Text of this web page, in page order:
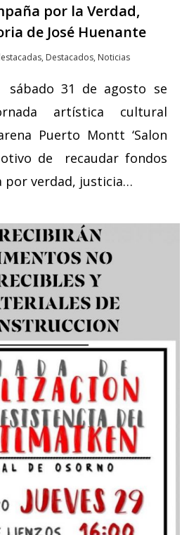
por la Verdad,
de José Huenante
, Destacados, Noticias
sábado 31 de agosto se
artística cultural
Puerto Montt ‘Salon
de recaudar fondos
por verdad, justicia…